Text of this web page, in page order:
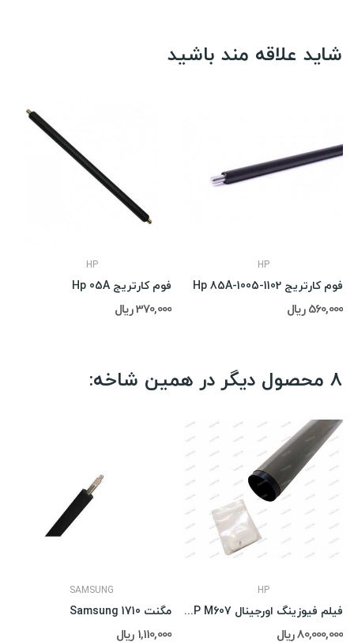
شاید علاقه مند باشید
HP
فوم کارتریج Hp 05A
370,000 ریال
HP
فوم کارتریج Hp 85A-1005-1102
560,000 ریال
8 محصول دیگر در همین شاخه:
SAMSUNG
مگنت Samsung 1710
1,110,000 ریال
HP
فیلم فیوزینگ اورجینال HP M607همراه با گریس
80,000,000 ریال